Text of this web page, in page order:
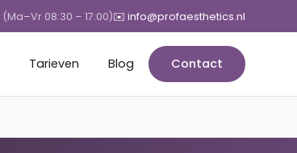
(Ma–Vr 08:30 – 17:00)✉️ info@profaesthetics.nl
Tarieven Blog Contact